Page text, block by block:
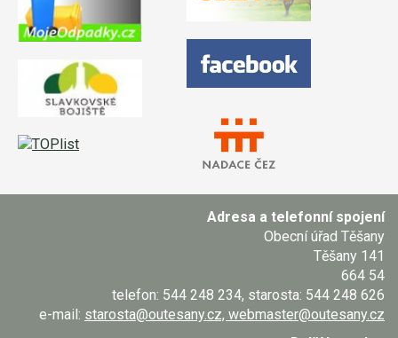
Adresa a telefonní spojení
Obecní úřad Těšany
Těšany 141
664 54
telefon: 544 248 234, starosta: 544 248 626
e-mail: starosta@outesany.cz, webmaster@outesany.cz